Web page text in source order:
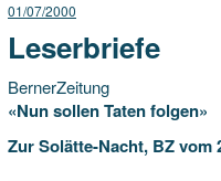
01/07/2000
Leserbriefe
BernerZeitung
«Nun sollen Taten folgen»
Zur Solätte-Nacht, BZ vom